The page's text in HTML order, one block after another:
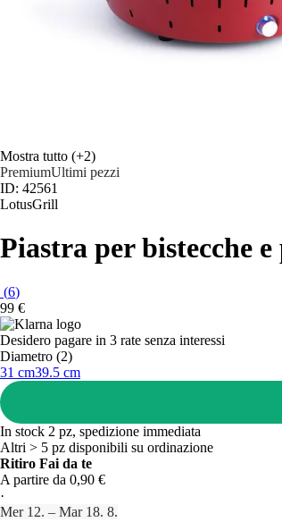
Mostra tutto (+2)
PremiumUltimi pezzi
ID: 42561
LotusGrill
Piastra per bistecche
(6)
99 €
Desidero pagare in 3 rate senza interessi
Diametro (2)
31 cm39.5 cm
In stock 2 pz, spedizione immediata
Altri > 5 pz disponibili su ordinazione
Ritiro Fai da te
A partire da 0,90 €
·
Mer 12. – Mar 18. 8.